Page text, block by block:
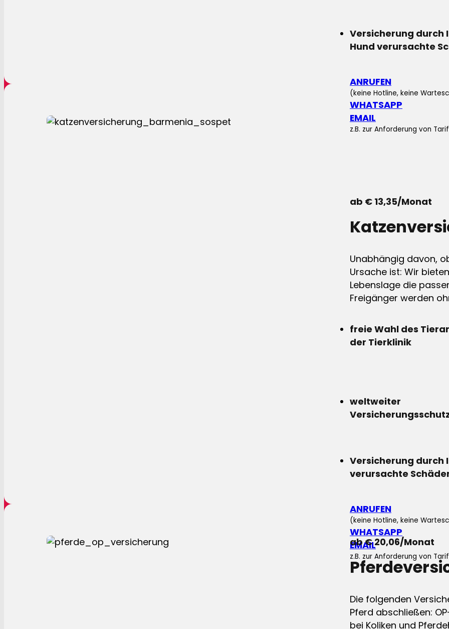
Versicherung durch
Hund verursachte
ANRUFEN
(keine Hotline, keine
WHATSAPP
EMAIL
z.B. zur Anforderung von
ab € 13,35/Monat
Unabhängig davon,
Ursache ist: Wir
Lebenslage die
Freigänger werden
freie Wahl des
der Tierklinik
weltweiter
Versicherung durch
verursachte
ANRUFEN
(keine Hotline, keine
WHATSAPP
EMAIL
z.B. zur Anforderung von
ab € 20,06/Monat
Die folgenden
Pferd abschließen:
bei Koliken und